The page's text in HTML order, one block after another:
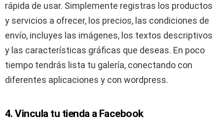
rápida de usar. Simplemente registras los productos
y servicios a ofrecer, los precios, las condiciones de
envío, incluyes las imágenes, los textos descriptivos
y las características gráficas que deseas. En poco
tiempo tendrás lista tu galería, conectando con
diferentes aplicaciones y con wordpress.
4. Vincula tu tienda a Facebook